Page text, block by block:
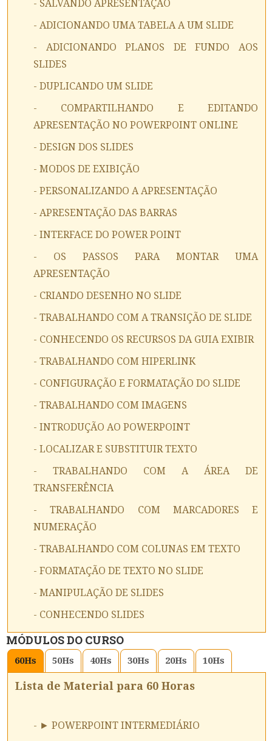
- SALVANDO APRESENTAÇÃO
- ADICIONANDO UMA TABELA A UM SLIDE
- ADICIONANDO PLANOS DE FUNDO AOS
SLIDES
- DUPLICANDO UM SLIDE
- COMPARTILHANDO E EDITANDO
APRESENTAÇÃO NO POWERPOINT ONLINE
- DESIGN DOS SLIDES
- MODOS DE EXIBIÇÃO
- PERSONALIZANDO A APRESENTAÇÃO
- APRESENTAÇÃO DAS BARRAS
- INTERFACE DO POWER POINT
- OS PASSOS PARA MONTAR UMA
APRESENTAÇÃO
- CRIANDO DESENHO NO SLIDE
- TRABALHANDO COM A TRANSIÇÃO DE SLIDE
- CONHECENDO OS RECURSOS DA GUIA EXIBIR
- TRABALHANDO COM HIPERLINK
- CONFIGURAÇÃO E FORMATAÇÃO DO SLIDE
- TRABALHANDO COM IMAGENS
- INTRODUÇÃO AO POWERPOINT
- LOCALIZAR E SUBSTITUIR TEXTO
- TRABALHANDO COM A ÁREA DE
TRANSFERÊNCIA
- TRABALHANDO COM MARCADORES E
NUMERAÇÃO
- TRABALHANDO COM COLUNAS EM TEXTO
- FORMATAÇÃO DE TEXTO NO SLIDE
- MANIPULAÇÃO DE SLIDES
- CONHECENDO SLIDES
MÓDULOS DO CURSO
60Hs 50Hs 40Hs 30Hs 20Hs 10Hs
Lista de Material para 60 Horas
- ► POWERPOINT INTERMEDIÁRIO